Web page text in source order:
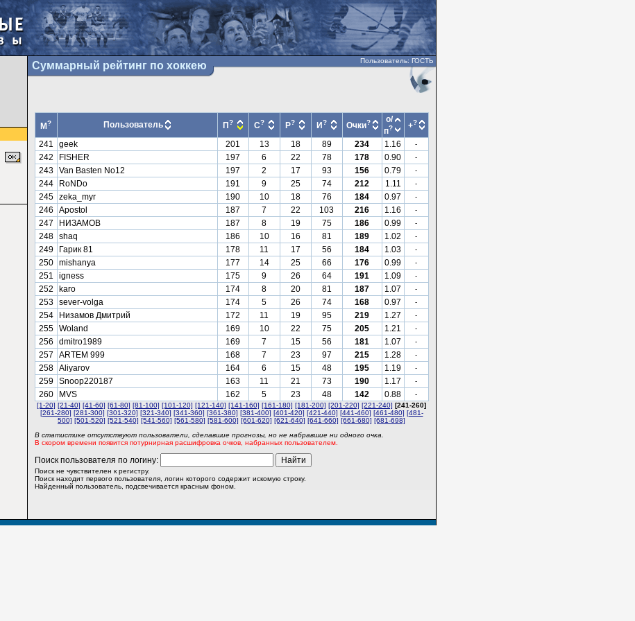
Суммарный рейтинг по хоккею Пользователь: ГОСТЬ
М? Пользователь П? С? Р? И? Очки?
о/
п? +?
241 geek 201 13 18 89 234 1.16 -
242 FISHER 197 6 22 78 178 0.90 -
243 Van Basten No12 197 2 17 93 156 0.79 -
244 RoNDo 191 9 25 74 212 1.11 -
245 zeka_myr 190 10 18 76 184 0.97 -
246 Apostol 187 7 22 103 216 1.16 -
247 НИЗАМОВ 187 8 19 75 186 0.99 -
248 shaq 186 10 16 81 189 1.02 -
249 Гарик 81 178 11 17 56 184 1.03 -
250 mishanya 177 14 25 66 176 0.99 -
251 igness 175 9 26 64 191 1.09 -
252 karo 174 8 20 81 187 1.07 -
253 sever-volga 174 5 26 74 168 0.97 -
254 Низамов Дмитрий 172 11 19 95 219 1.27 -
255 Woland 169 10 22 75 205 1.21 -
256 dmitro1989 169 7 15 56 181 1.07 -
257 ARTEM 999 168 7 23 97 215 1.28 -
258 Aliyarov 164 6 15 48 195 1.19 -
259 Snoop220187 163 11 21 73 190 1.17 -
260 MVS 162 5 23 48 142 0.88
-
[1-20] [21-40] [41-60] [61-80] [81-100] [101-120] [121-140] [141-160] [161-180] [181-200] [201-220] [221-240] [241-260]
[261-280] [281-300] [301-320] [321-340] [341-360] [361-380] [381-400] [401-420] [421-440] [441-460] [461-480] [481-
500] [501-520] [521-540] [541-560] [561-580] [581-600] [601-620] [621-640] [641-660] [661-680] [681-698]
В статистике отсутствуют пользователи, сделавшие прогнозы, но не набравшие ни одного очка.
В скором времени появится потурнирная расшифровка очков, набранных пользователем.
Поиск пользователя по логину:
Поиск не чувствителен к регистру.
Поиск находит первого пользователя, логин которого содержит искомую строку.
Найденный пользователь, подсвечивается красным фоном.